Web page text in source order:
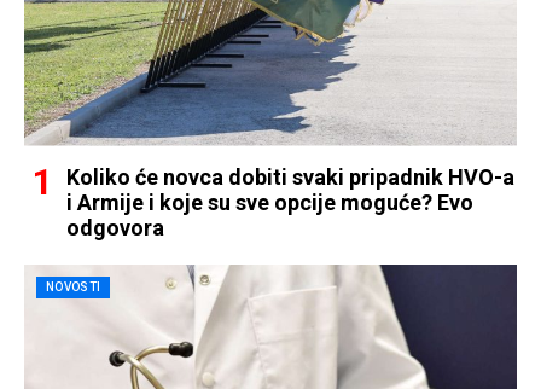
Koliko će novca dobiti svaki pripadnik HVO-a
i Armije i koje su sve opcije moguće? Evo
odgovora
NOVOSTI